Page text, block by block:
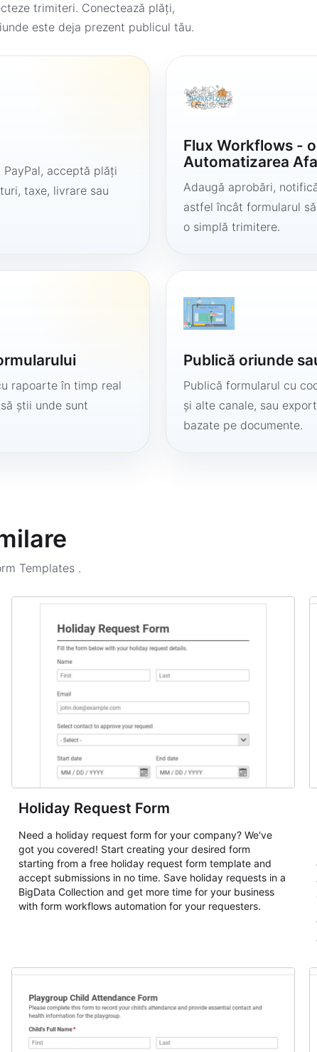
trimiteri. Conectează plăți,
este deja prezent publicul tău.
acceptă plăți
taxe, livrare sau
Flux Workflows -
Automatizarea
Adaugă aprobări,
astfel încât formularul
o simplă trimitere.
rapoarte în timp real
știi unde sunt
Publică oriunde
Publică formularul cu
și alte canale, sau
bazate pe documente.
Templates .
Holiday Request Form
Need a holiday request form for your company? We've
got you covered! Start creating your desired form
starting from a free holiday request form template and
accept submissions in no time. Save holiday requests in a
BigData Collection and get more time for your business
with form workflows automation for your requesters.